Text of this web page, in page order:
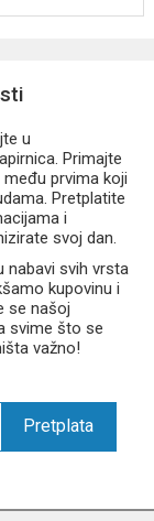
u
Primajte
prvima koji
Pretplatite
i
svoj dan.
nabavi svih vrsta
kupovinu i
se našoj
svime što se
važno!
Pretplata